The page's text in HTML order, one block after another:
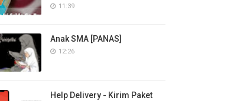
11:39
Anak SMA [PANAS]
12:26
Help Delivery - Kirim Paket